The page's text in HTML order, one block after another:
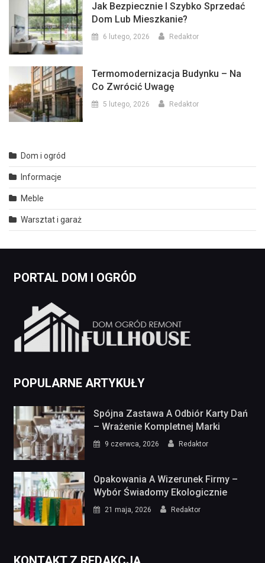
Jak Bezpiecznie I Szybko Sprzedać
Dom Lub Mieszkanie?
6 lutego, 2026 Redaktor
Termomodernizacja Budynku – Na
Co Zwrócić Uwagę
5 lutego, 2026 Redaktor
Dom i ogród
Informacje
Meble
Warsztat i garaż
PORTAL DOM I OGRÓD
POPULARNE ARTYKUŁY
Spójna Zastawa A Odbiór Karty Dań
– Wrażenie Kompletnej Marki
9 czerwca, 2026 Redaktor
Opakowania A Wizerunek Firmy –
Wybór Świadomy Ekologicznie
21 maja, 2026 Redaktor